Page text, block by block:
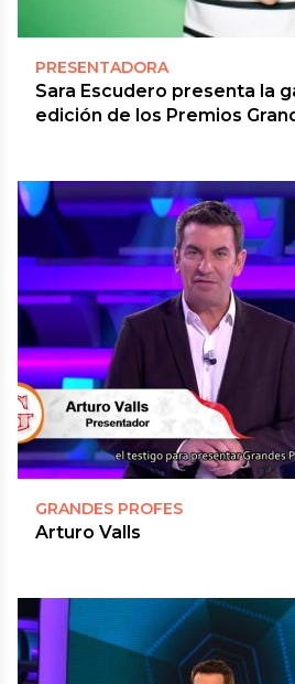
PRESENTADORA
Sara Escudero presenta la
edición de los Premios
GRANDES PROFES
Arturo Valls